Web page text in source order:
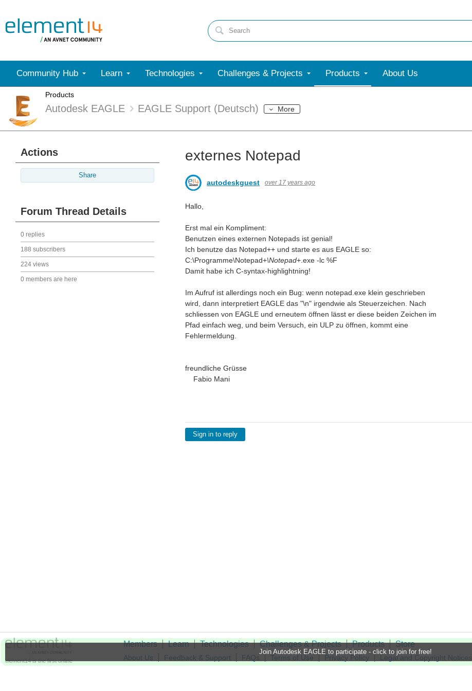
Community Hub Learn Technologies Challenges & Projects Products About Us
Products
Autodesk EAGLE EAGLE Support (Deutsch) More
Join Autodesk EAGLE to participate - click to join for free!
Actions
Share
Forum Thread Details
0 replies
188 subscribers
224 views
0 members are here
externes Notepad
autodeskguest over 17 years ago
Hallo,
Erst mal ein Kompliment:
Benutzen eines externen Notepads ist genial!
Ich benutze das Notepad++ und starte es aus EAGLE so:
C:\Programme\Notepad+\Notepad+.exe -lc %F
Damit habe ich C-syntax-highlightning!
Im Aufruf ist allerdings noch ein Bug: wenn notepad.exe klein geschrieben
wird, dann interpretiert EAGLE das "\n" irgendwie als Steuerzeichen. Nach
schliessen von EAGLE und erneutem öffnen lässt er diese beiden Zeichen im
Pfad einfach weg, und beim Versuch, ein ULP zu öffnen, kommt eine
Fehlermeldung.
freundliche Grüsse
Fabio Mani
Sign in to reply
element14 is the first online
Members Learn Technologies Challenges & Projects Products Store
About Us Feedback & Support FAQs Terms of Use Privacy Policy Legal and Copyright Notices